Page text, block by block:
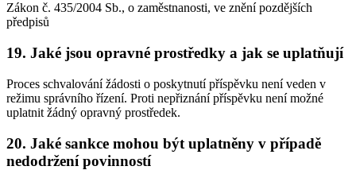
Zákon č. 435/2004 Sb., o zaměstnanosti, ve znění pozdějších
předpisů
19. Jaké jsou opravné prostředky a jak se uplatňují
Proces schvalování žádosti o poskytnutí příspěvku není veden v
režimu správního řízení. Proti nepřiznání příspěvku není možné
uplatnit žádný opravný prostředek.
20. Jaké sankce mohou být uplatněny v případě
nedodržení povinností